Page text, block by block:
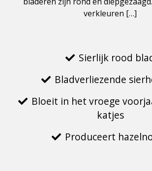
verkleuren […]
Sierlijk rood
Bladverliezende
Bloeit in het vroege
katjes
Produceert